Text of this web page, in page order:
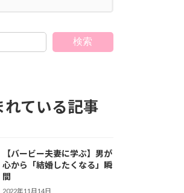
検索
れている記事
【バービー夫妻に学ぶ】男が
心から「結婚したくなる」瞬
間
2022年11月14日